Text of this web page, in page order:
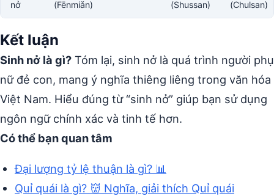
nở
(Fēnmiǎn)
(Shussan)
(Chulsan)
Kết luận
Sinh nở là gì? Tóm lại, sinh nở là quá trình người phụ
nữ đẻ con, mang ý nghĩa thiêng liêng trong văn hóa
Việt Nam. Hiểu đúng từ “sinh nở” giúp bạn sử dụng
ngôn ngữ chính xác và tinh tế hơn.
Có thể bạn quan tâm
Đại lượng tỷ lệ thuận là gì? 📊
Quỉ quái là gì? 👹 Nghĩa, giải thích Quỉ quái